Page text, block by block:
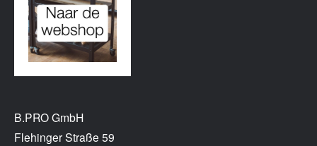
B.PRO GmbH
Flehinger Straße 59